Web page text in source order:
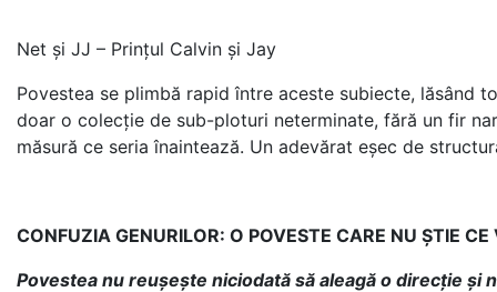
Net și JJ – Prințul Calvin și Jay
Povestea se plimbă rapid între aceste subiecte, lăsând
doar o colecție de sub-ploturi neterminate, fără un fir
măsură ce seria înaintează. Un adevărat eșec de
CONFUZIA GENURILOR: O POVESTE CARE NU ȘTIE CE
Povestea nu reușește niciodată să aleagă o direcție și